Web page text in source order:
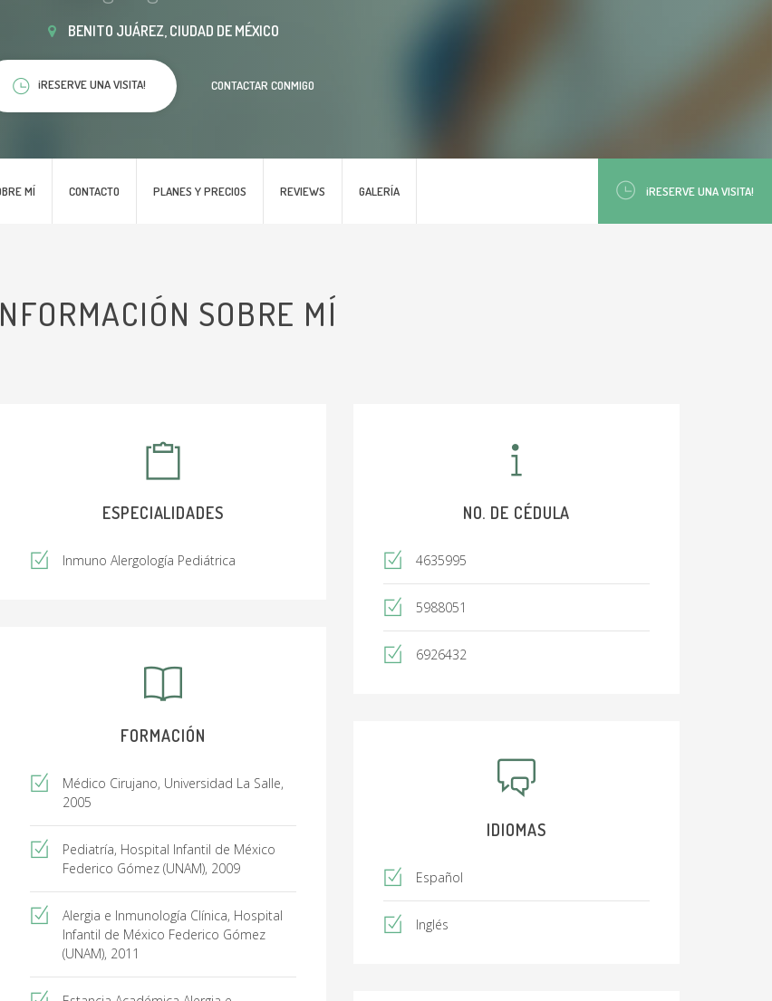
MÍ CONTACTO PLANES Y PRECIOS REVIEWS GALERÍA ¡RESERVE UNA VISITA!
BENITO JUÁREZ, CIUDAD DE MÉXICO
¡RESERVE UNA VISITA! CONTACTAR CONMIGO
SOBRE MÍ
ESPECIALIDADES
Inmuno Alergología Pediátrica
NO. DE CÉDULA
4635995
5988051
6926432
FORMACIÓN
Médico Cirujano, Universidad La Salle,
2005
Pediatría, Hospital Infantil de México
Federico Gómez (UNAM), 2009
Alergia e Inmunología Clínica, Hospital
Infantil de México Federico Gómez
(UNAM), 2011
IDIOMAS
Español
Inglés